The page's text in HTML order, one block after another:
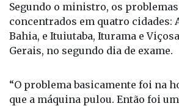
Segundo o ministro, os
concentrados em quatro cidades:
Bahia, e Ituiutaba, Iturama e
Gerais, no segundo dia de exame.
“O problema basicamente foi na
que a máquina pulou. Então foi